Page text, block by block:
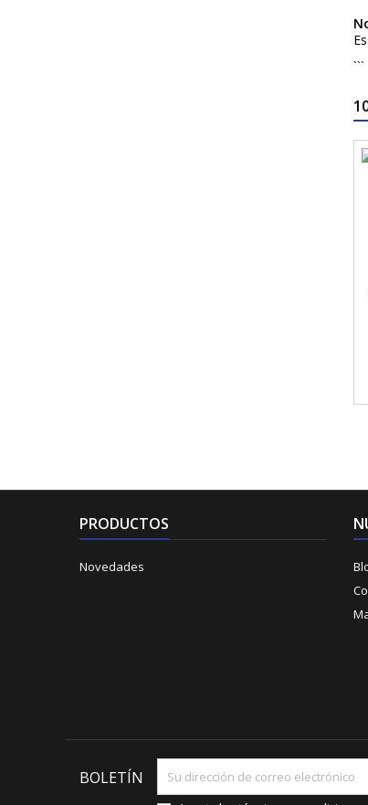
```
PRODUCTOS
Novedades
BOLETÍN